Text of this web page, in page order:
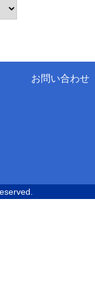
お問い合わせ